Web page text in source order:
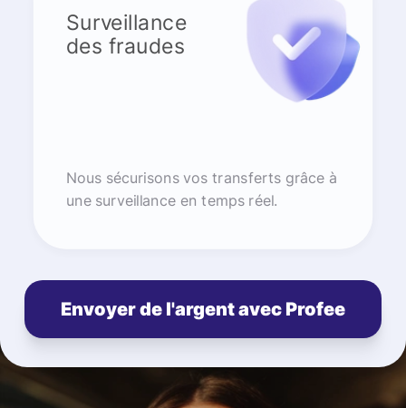
Surveillance
des fraudes
Nous sécurisons vos transferts grâce à
une surveillance en temps réel.
Envoyer de l'argent avec Profee